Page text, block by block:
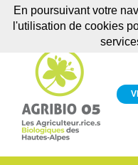
En poursuivant votre
l'utilisation de cookies